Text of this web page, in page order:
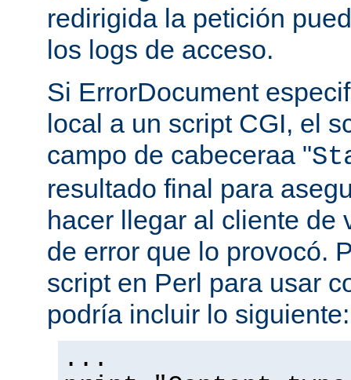
redirigida la petición
los logs de acceso.
Si ErrorDocument
local a un script CGI, el
campo de cabeceraa "
resultado final para
hacer llegar al cliente de
de error que lo provocó.
script en Perl para usar
podría incluir lo siguiente:
...